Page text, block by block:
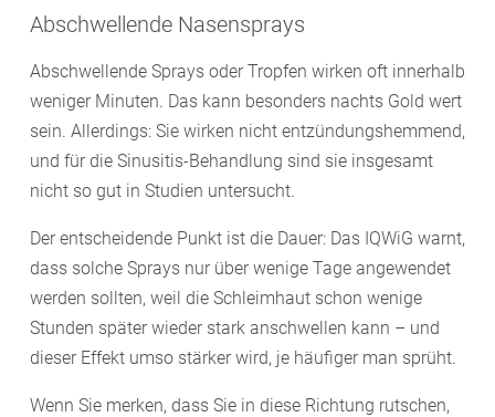
Abschwellende Nasensprays
Abschwellende Sprays oder Tropfen wirken oft innerhalb
weniger Minuten. Das kann besonders nachts Gold wert
sein. Allerdings: Sie wirken nicht entzündungshemmend,
und für die Sinusitis-Behandlung sind sie insgesamt
nicht so gut in Studien untersucht.
Der entscheidende Punkt ist die Dauer: Das IQWiG warnt,
dass solche Sprays nur über wenige Tage angewendet
werden sollten, weil die Schleimhaut schon wenige
Stunden später wieder stark anschwellen kann – und
dieser Effekt umso stärker wird, je häufiger man sprüht.
Wenn Sie merken, dass Sie in diese Richtung rutschen,